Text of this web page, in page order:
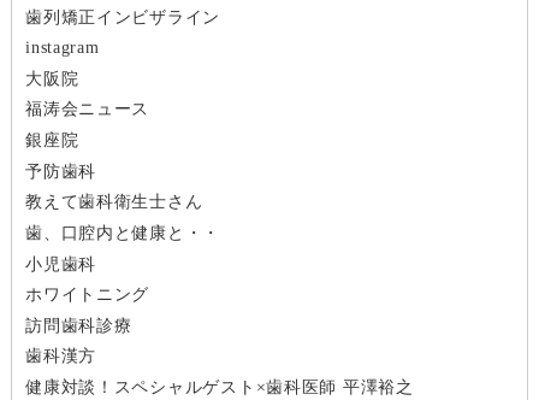
ー
シ
ョ
ン
歯列矯正インビザライン
instagram
大阪院
福涛会ニュース
銀座院
予防歯科
教えて歯科衛生士さん
歯、口腔内と健康と・・
小児歯科
ホワイトニング
訪問歯科診療
歯科漢方
健康対談！スペシャルゲスト×歯科医師 平澤裕之